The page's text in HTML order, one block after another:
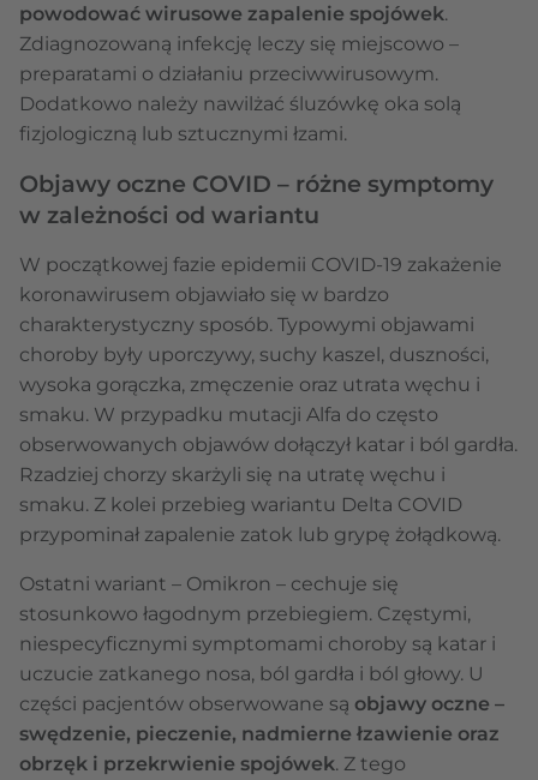
powodować wirusowe zapalenie spojówek.
Zdiagnozowaną infekcję leczy się miejscowo –
preparatami o działaniu przeciwwirusowym.
Dodatkowo należy nawilżać śluzówkę oka solą
fizjologiczną lub sztucznymi łzami.
Objawy oczne COVID – różne symptomy
w zależności od wariantu
W początkowej fazie epidemii COVID-19 zakażenie
koronawirusem objawiało się w bardzo
charakterystyczny sposób. Typowymi objawami
choroby były uporczywy, suchy kaszel, duszności,
wysoka gorączka, zmęczenie oraz utrata węchu i
smaku. W przypadku mutacji Alfa do często
obserwowanych objawów dołączył katar i ból gardła.
Rzadziej chorzy skarżyli się na utratę węchu i
smaku. Z kolei przebieg wariantu Delta COVID
przypominał zapalenie zatok lub grypę żołądkową.
Ostatni wariant – Omikron – cechuje się
stosunkowo łagodnym przebiegiem. Częstymi,
niespecyficznymi symptomami choroby są katar i
uczucie zatkanego nosa, ból gardła i ból głowy. U
części pacjentów obserwowane są objawy oczne –
swędzenie, pieczenie, nadmierne łzawienie oraz
obrzęk i przekrwienie spojówek. Z tego